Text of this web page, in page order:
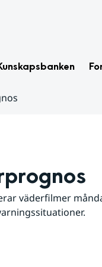
väderfilmer